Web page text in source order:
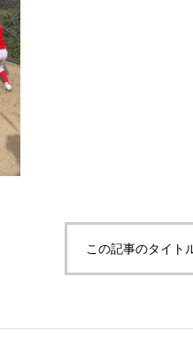
この記事のタイト